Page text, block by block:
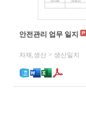
안전관리 업무 일지
자재,생산 > 생산일지